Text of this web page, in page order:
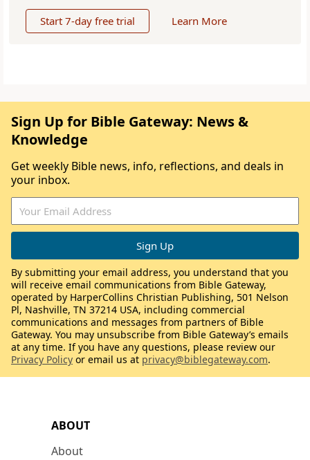
Start 7-day free trial Learn More
ABOUT
About
Sign Up for Bible Gateway: News &
Knowledge
Get weekly Bible news, info, reflections, and deals in
your inbox.
By submitting your email address, you understand that you
will receive email communications from Bible Gateway,
operated by HarperCollins Christian Publishing, 501 Nelson
Pl, Nashville, TN 37214 USA, including commercial
communications and messages from partners of Bible
Gateway. You may unsubscribe from Bible Gateway’s emails
at any time. If you have any questions, please review our
Privacy Policy or email us at privacy@biblegateway.com.